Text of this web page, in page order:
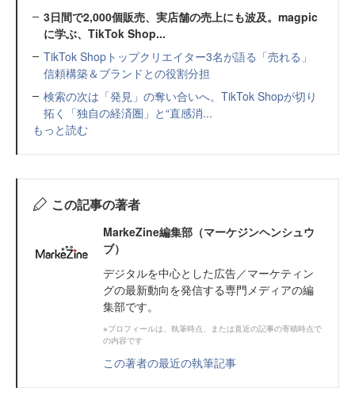
3日間で2,000個販売、実店舗の売上にも波及。magpic
に学ぶ、TikTok Shop...
TikTok Shopトップクリエイター3名が語る「売れる」
信頼構築＆ブランドとの役割分担
検索の次は「発見」の奪い合いへ。TikTok Shopが切り
拓く「独自の経済圏」と“直感消...
もっと読む
この記事の著者
MarkeZine編集部（マーケジンヘンシュウ
ブ）
デジタルを中心とした広告／マーケティン
グの最新動向を発信する専門メディアの編
集部です。
※プロフィールは、執筆時点、または直近の記事の寄稿時点で
の内容です
この著者の最近の執筆記事